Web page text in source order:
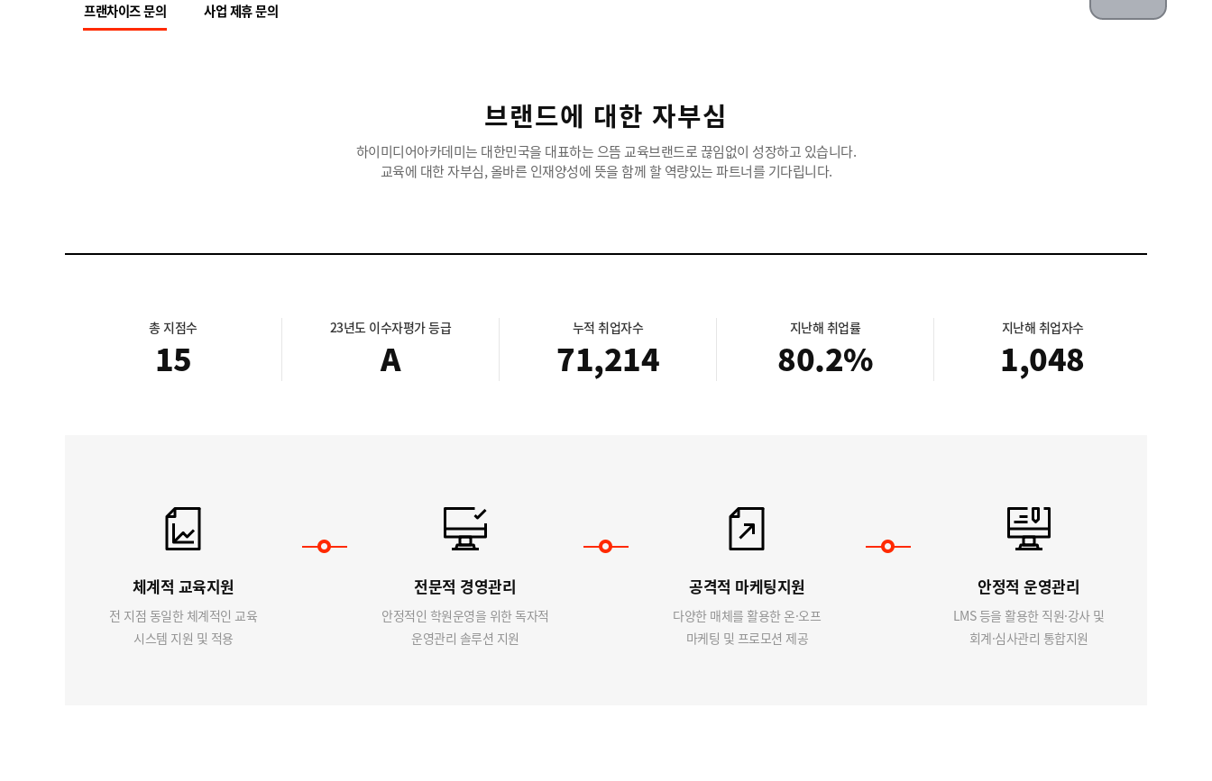
프랜차이즈 문의 사업 제휴 문의
브랜드에 대한 자부심
하이미디어아카데미는 대한민국을 대표하는 으뜸 교육브랜드로 끊임없이 성장하고 있습니다.
교육에 대한 자부심, 올바른 인재양성에 뜻을 함께 할 역량있는 파트너를 기다립니다.
총 지점수
15
23년도 이수자평가 등급
A
누적 취업자수
71,214
지난해 취업률
80.2%
지난해 취업자수
1,048
체계적 교육지원
전 지점 동일한 체계적인 교육
시스템 지원 및 적용
전문적 경영관리
안정적인 학원운영을 위한 독자적
운영관리 솔루션 지원
공격적 마케팅지원
다양한 매체를 활용한 온·오프
마케팅 및 프로모션 제공
안정적 운영관리
LMS 등을 활용한 직원·강사 및
회계·심사관리 통합지원